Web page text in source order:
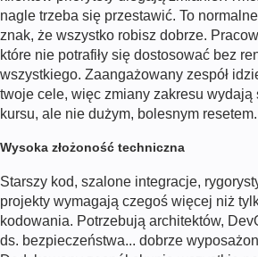
nagle trzeba się przestawić. To
znak, że wszystko robisz dobrze.
które nie potrafiły się dostosować bez
wszystkiego. Zaangażowany zespół
twoje cele, więc zmiany zakresu wydają
kursu, ale nie dużym, bolesnym resetem.
Wysoka złożoność techniczna
Starszy kod, szalone integracje,
projekty wymagają czegoś więcej niż
kodowania. Potrzebują architektów,
ds. bezpieczeństwa... dobrze